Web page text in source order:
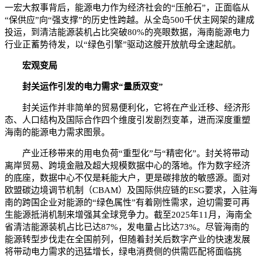
一宏大叙事背后，能源电力作为经济社会的“压舱石”，正面临从
“保供应”向“强支撑”的历史性跨越。从全岛500千伏主网架的建成
投运，到清洁能源装机占比突破80%的亮眼数据，海南能源电力
行业正蓄势待发，以“绿色引擎”驱动这艘开放航母全速起航。
宏观变局
封关运作引发的电力需求“量质双变”
封关运作并非简单的贸易便利化，它将在产业迁移、经济形
态、人口结构及国际合作四个维度引发剧烈变革，进而深度重塑
海南的能源电力需求图景。
产业迁移带来的用电负荷“重型化”与“精密化”。封关将带动
离岸贸易、跨境金融及超大规模数据中心的落地。作为数字经济
的底座，数据中心不仅是耗能大户，更是碳排放的敏感源。面对
欧盟碳边境调节机制（CBAM）及国际供应链的ESG要求，入驻海
南的跨国企业对能源的“绿色属性”有着刚性需求，迫切需要可再
生能源抵消机制来增强其全球竞争力。截至2025年11月，海南全
省清洁能源装机占比已达87%，发电量占比达73%。尽管海南的
能源转型步伐走在全国前列，但随着封关后数字产业的快速发展
将带动电力需求的迅猛增长，绿电消费侧的供需匹配将面临挑